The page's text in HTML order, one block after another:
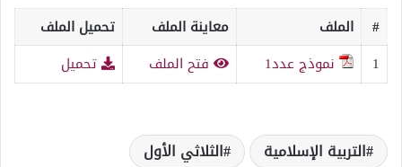
# الملف معاينة الملف
تحميل الملف
1
نموذج عدد1 فتح الملف تحميل
التربية الإسلامية
الثلاثي الأول